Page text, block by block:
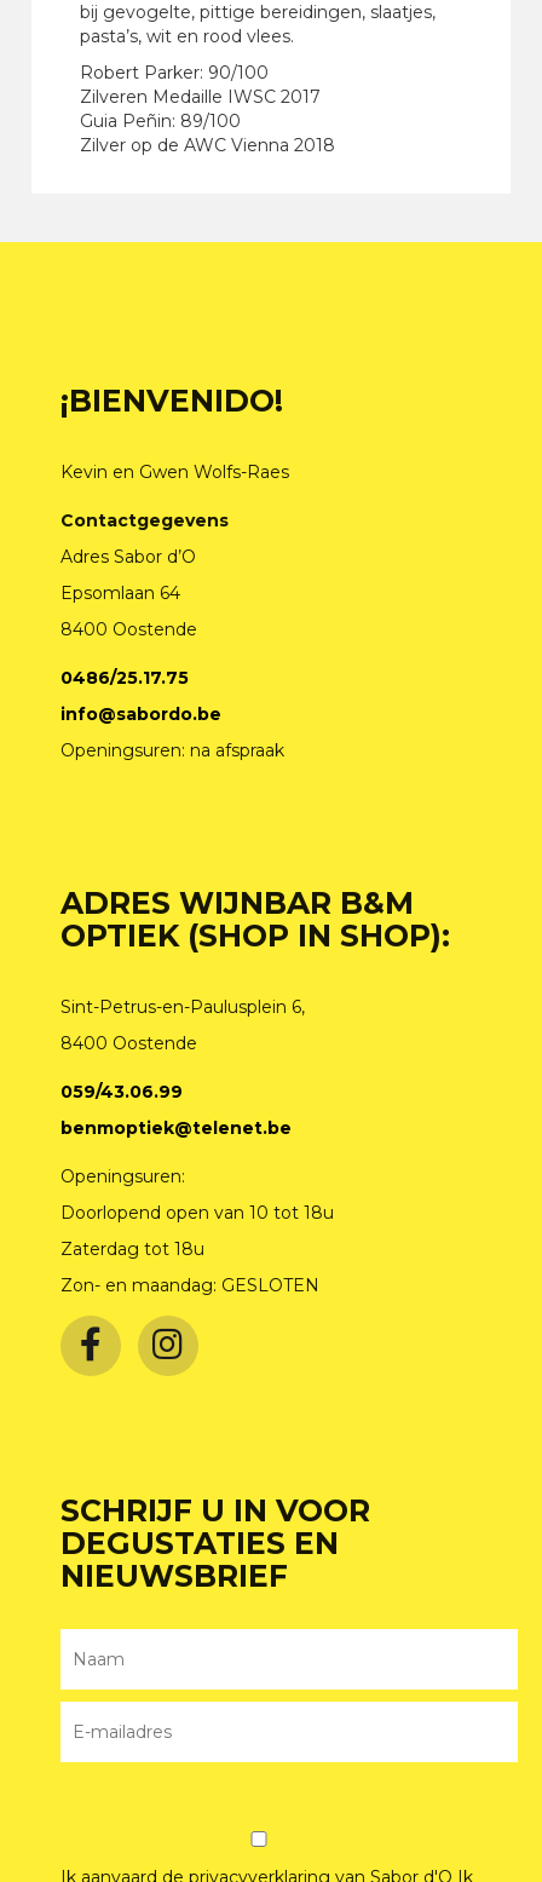
bij gevogelte, pittige bereidingen, slaatjes,
pasta’s, wit en rood vlees.
Robert Parker: 90/100
Zilveren Medaille IWSC 2017
Guia Peñin: 89/100
Zilver op de AWC Vienna 2018
¡BIENVENIDO!
Kevin en Gwen Wolfs-Raes
Contactgegevens
Adres Sabor d’O
Epsomlaan 64
8400 Oostende
0486/25.17.75
info@sabordo.be
Openingsuren: na afspraak
ADRES WIJNBAR B&M
OPTIEK (SHOP IN SHOP):
Sint-Petrus-en-Paulusplein 6,
8400 Oostende
059/43.06.99
benmoptiek@telenet.be
Openingsuren:
Doorlopend open van 10 tot 18u
Zaterdag tot 18u
Zon- en maandag: GESLOTEN
SCHRIJF U IN VOOR
DEGUSTATIES EN
NIEUWSBRIEF
Ik aanvaard de privacyverklaring van Sabor d'O Ik